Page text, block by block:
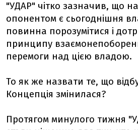
"УДАР" чітко зазначив, що
опонентом є сьогоднішня
повинна порозумітися і
принципу
перемоги над цією владою.
То як же назвати те, що
Концепція змінилася?
Протягом минулого тижня